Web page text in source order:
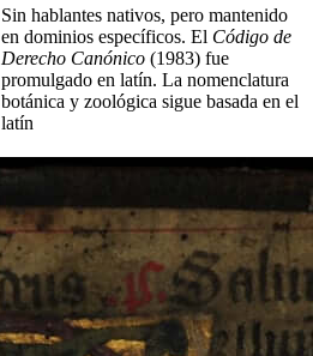
Sin hablantes nativos, pero mantenido
en dominios específicos. El Código de
Derecho Canónico (1983) fue
promulgado en latín. La nomenclatura
botánica y zoológica sigue basada en el
latín